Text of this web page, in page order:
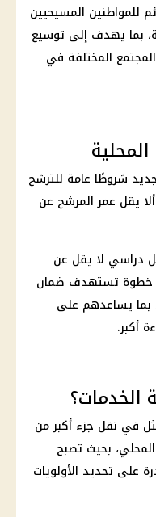
للمواطنين المسيحيين
بما يهدف إلى توسيع
المختلفة في
شروطًا عامة للترشح
يقل عمر المرشح عن
دراسي لا يقل عن
خطوة تستهدف ضمان
بما يساعدهم على
أكبر.
الخدمات؟
في نقل جزء أكبر من
بحيث تصبح
على تحديد الأولويات